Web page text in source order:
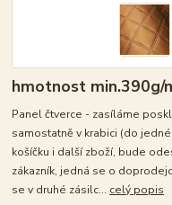
hmotnost min.390g/
Panel čtverce - zasíláme
samostatně v krabici (do
košíčku i další zboží, bude
zákazník, jedná se o
se v druhé zásilc... celý popis